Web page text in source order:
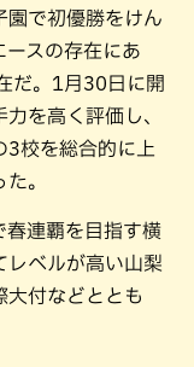
園で初優勝をけん
ースの存在にあ
だ。1月30日に開
を高く評価し、
3校を総合的に上
。
春連覇を目指す横
レベルが高い山梨
大付などととも